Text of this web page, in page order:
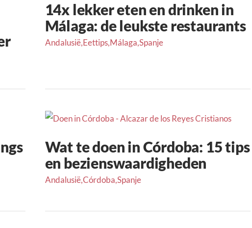
14x lekker eten en drinken in
Málaga: de leukste restaurants
Andalusië,Eettips,Málaga,Spanje
Wat te doen in Córdoba: 15 tips
en bezienswaardigheden
Andalusië,Córdoba,Spanje